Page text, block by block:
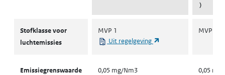
)
Stofklasse voor
luchtemissies
MVP 1
Uit regelgeving
MVP 1
Emissiegrenswaarde 0,05 mg/Nm3 0,05